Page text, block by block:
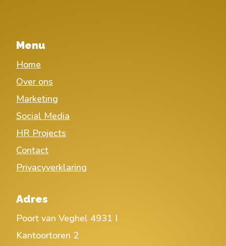
Menu
Home
Over ons
Marketing
Social Media
HR Projects
Contact
Privacyverklaring
Adres
Poort van Veghel 4931 I
Kantoortoren 2